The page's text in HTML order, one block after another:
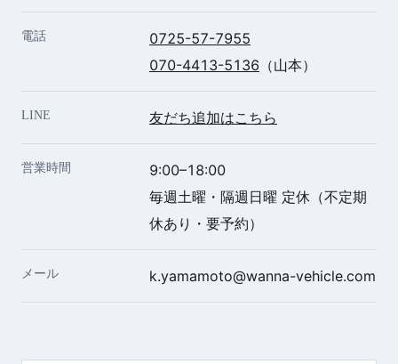
電話
0725-57-7955
070-4413-5136 （山本）
LINE 友だち追加はこちら
営業時間
9:00–18:00
毎週土曜・隔週日曜 定休（不定期
休あり・要予約）
メール k.yamamoto@wanna-vehicle.com